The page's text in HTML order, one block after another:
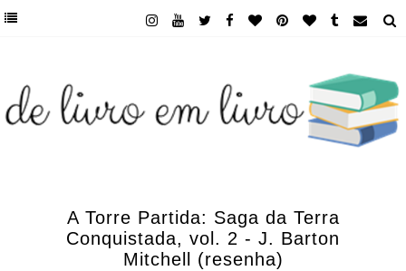
A Torre Partida: Saga da Terra
Conquistada, vol. 2 - J. Barton
Mitchell (resenha)